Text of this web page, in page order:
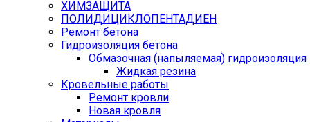
ХИМЗАЩИТА
ПОЛИДИЦИКЛОПЕНТАДИЕН
Ремонт бетона
Гидроизоляция бетона
Обмазочная (напыляемая) гидроизоляция
Жидкая резина
Кровельные работы
Ремонт кровли
Новая кровля